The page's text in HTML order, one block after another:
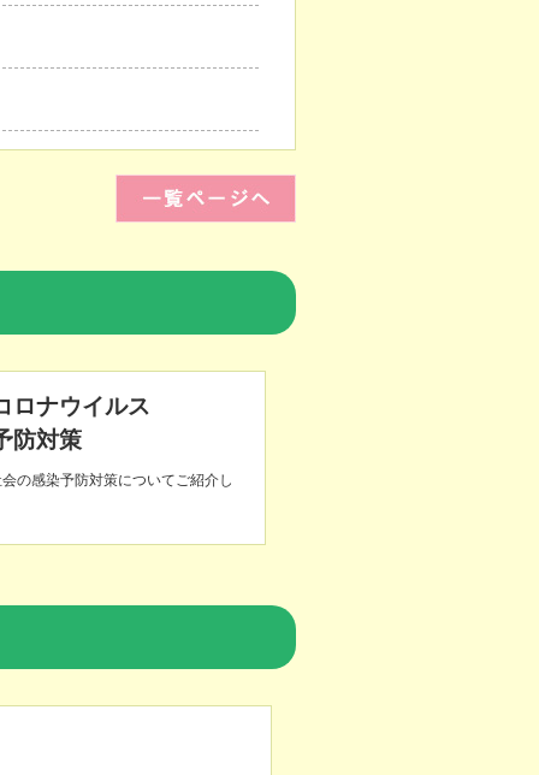
ロナウイルス
防対策
の感染予防対策についてご紹介し